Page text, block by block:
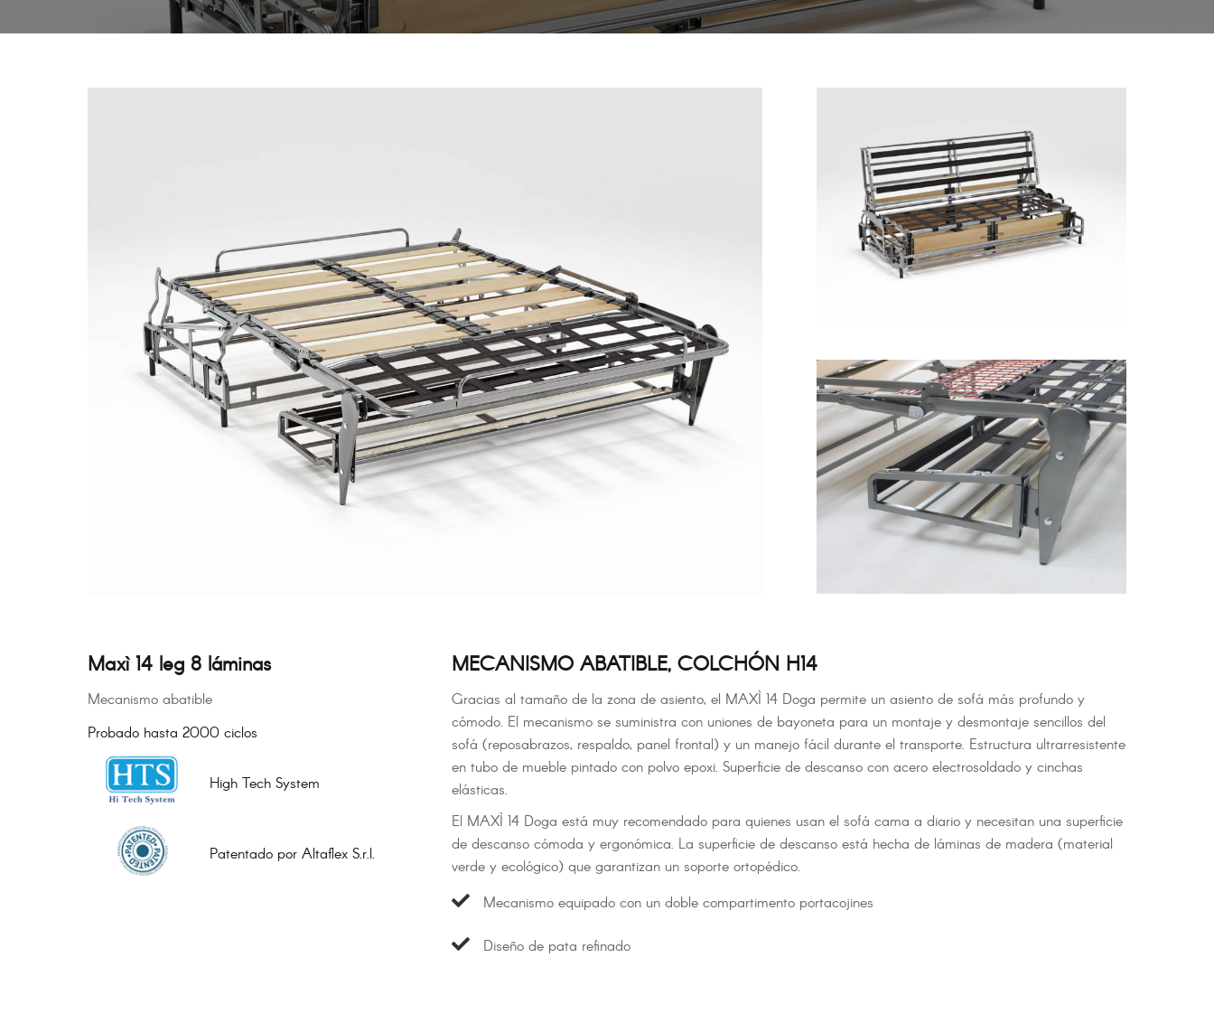
Maxì 14 leg 8 láminas
Mecanismo abatible
Probado hasta 2000 ciclos
High Tech System
Patentado por Altaflex S.r.l.
MECANISMO ABATIBLE, COLCHÓN H14
Gracias al tamaño de la zona de asiento, el MAXÌ 14 Doga permite un asiento de sofá más profundo y
cómodo. El mecanismo se suministra con uniones de bayoneta para un montaje y desmontaje sencillos del
sofá (reposabrazos, respaldo, panel frontal) y un manejo fácil durante el transporte. Estructura ultrarresistente
en tubo de mueble pintado con polvo epoxi. Superficie de descanso con acero electrosoldado y cinchas
elásticas.
El MAXÌ 14 Doga está muy recomendado para quienes usan el sofá cama a diario y necesitan una superficie
de descanso cómoda y ergonómica. La superficie de descanso está hecha de láminas de madera (material
verde y ecológico) que garantizan un soporte ortopédico.
Mecanismo equipado con un doble compartimento portacojines
Diseño de pata refinado